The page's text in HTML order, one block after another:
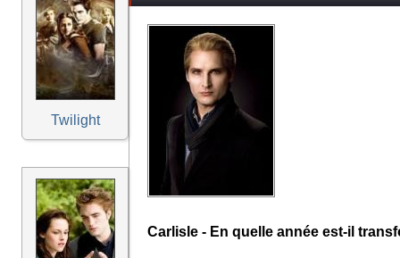
Twilight
Carlisle - En quelle année est-il